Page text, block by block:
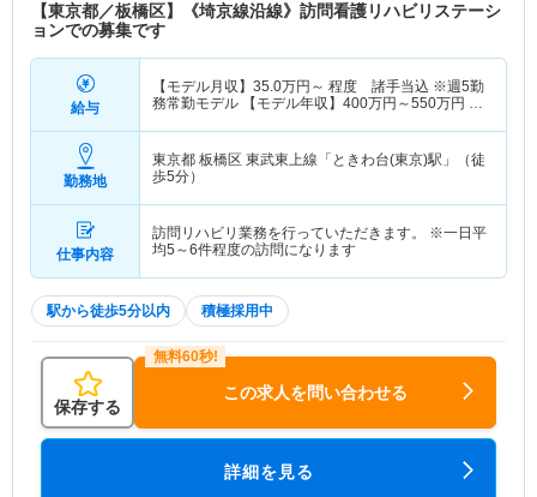
【東京都／板橋区】《埼京線沿線》訪問看護リハビリステーシ
ョンでの募集です
給与
【モデル月収】 35.0万円～ 程度 諸手当込 ※週5勤
務常勤モデル 【モデル年収】 400万円～550万円 程
勤務地
東京都 板橋区 東武東上線「ときわ台(東京)駅」（徒
歩5分）
仕事内容
訪問リハビリ業務を行っていただきます。 ※一日平
均5～6件程度の訪問になります
駅から徒歩5分以内 積極採用中
保存する
この求人を問い合わせる
詳細を見る